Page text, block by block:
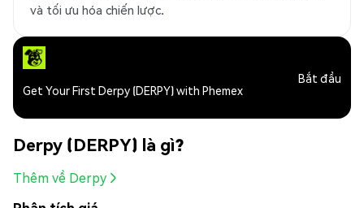
và tối ưu hóa chiến lược.
Get Your First Derpy (DERPY) with Phemex
Bắt đầu
Derpy (DERPY) là gì?
Thêm về Derpy